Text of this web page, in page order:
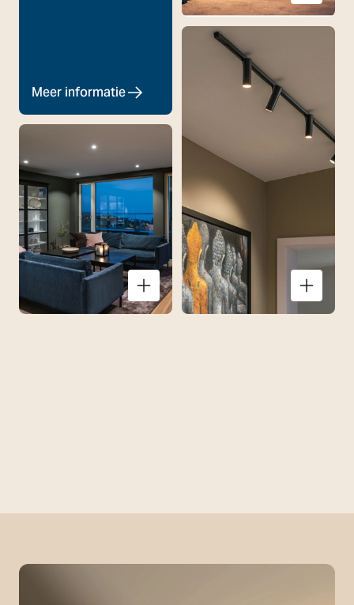
Meer informatie